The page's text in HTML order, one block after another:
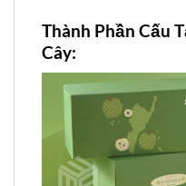
Thành Phần Cấu
Cây: